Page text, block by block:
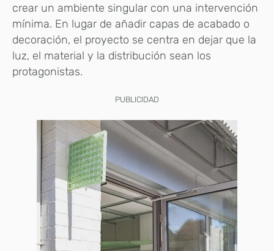
crear un ambiente singular con una intervención
mínima. En lugar de añadir capas de acabado o
decoración, el proyecto se centra en dejar que la
luz, el material y la distribución sean los
protagonistas.
PUBLICIDAD